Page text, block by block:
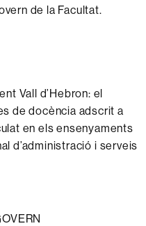
de la Facultat.
Vall d’Hebron: el
de docència adscrit a
en elsensenyaments
d’administració i serveis